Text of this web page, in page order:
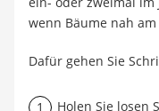
wenn Bäume nah
Dafür gehen Sie
Holen Sie losen